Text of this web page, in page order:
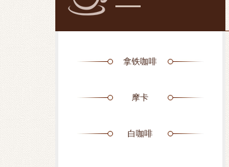
拿铁咖啡
摩卡
白咖啡